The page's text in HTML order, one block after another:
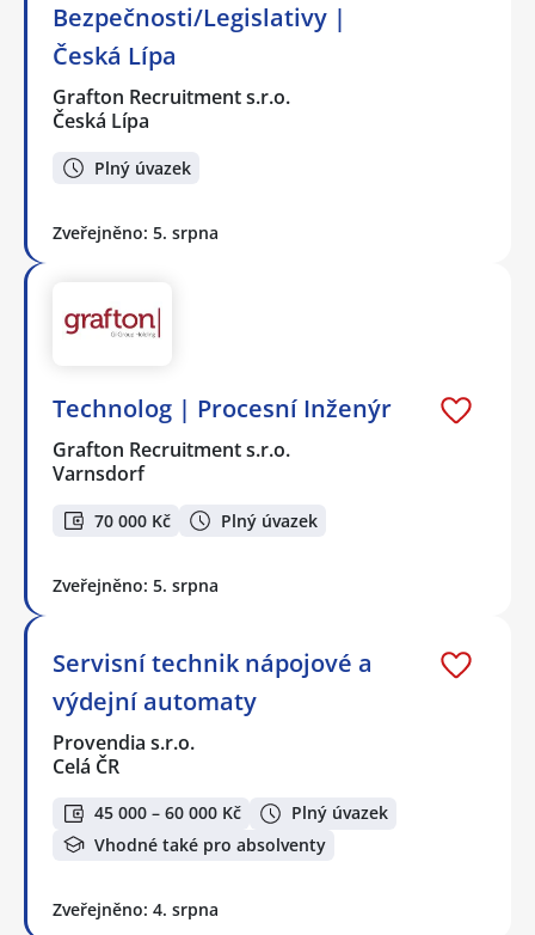
Bezpečnosti/Legislativy |
Česká Lípa
Grafton Recruitment s.r.o.
Česká Lípa
Plný úvazek
Zveřejněno: 5. srpna
Technolog | Procesní Inženýr
Grafton Recruitment s.r.o.
Varnsdorf
70 000 Kč Plný úvazek
Zveřejněno: 5. srpna
Servisní technik nápojové a
výdejní automaty
Provendia s.r.o.
Celá ČR
45 000 – 60 000 Kč
Plný úvazek
Vhodné také pro absolventy
Zveřejněno: 4. srpna